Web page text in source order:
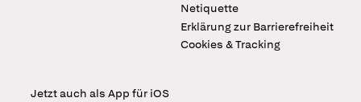
Netiquette
Erklärung zur Barrierefreiheit
Cookies & Tracking
Jetzt auch als App für iOS